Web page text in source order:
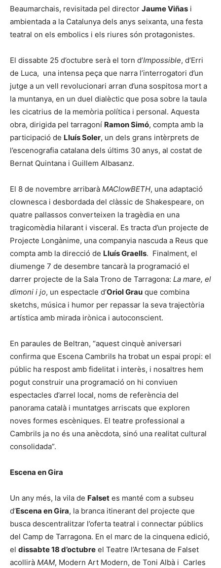
Beaumarchais, revisitada pel director Jaume Viñas i
ambientada a la Catalunya dels anys seixanta, una festa
teatral on els embolics i els riures són protagonistes.
El dissabte 25 d’octubre serà el torn d’Impossible, d’Erri
de Luca, una intensa peça que narra l’interrogatori d’un
jutge a un vell revolucionari arran d’una sospitosa mort a
la muntanya, en un duel dialèctic que posa sobre la taula
les cicatrius de la memòria política i personal. Aquesta
obra, dirigida pel tarragoní Ramon Simó, compta amb la
participació de Lluís Soler, un dels grans intèrprets de
l’escenografia catalana dels últims 30 anys, al costat de
Bernat Quintana i Guillem Albasanz.
El 8 de novembre arribarà MAClowBETH, una adaptació
clownesca i desbordada del clàssic de Shakespeare, on
quatre pallassos converteixen la tragèdia en una
tragicomèdia hilarant i visceral. Es tracta d’un projecte de
Projecte Longànime, una companyia nascuda a Reus que
compta amb la direcció de Lluís Graells. Finalment, el
diumenge 7 de desembre tancarà la programació el
darrer projecte de la Sala Trono de Tarragona: La mare, el
dimoni i jo, un espectacle d’Oriol Grau que combina
sketchs, música i humor per repassar la seva trajectòria
artística amb mirada irònica i autoconscient.
En paraules de Beltran, “aquest cinquè aniversari
confirma que Escena Cambrils ha trobat un espai propi: el
públic ha respost amb fidelitat i interès, i nosaltres hem
pogut construir una programació on hi conviuen
espectacles d’arrel local, noms de referència del
panorama català i muntatges arriscats que exploren
noves formes escèniques. El teatre professional a
Cambrils ja no és una anècdota, sinó una realitat cultural
consolidada”.
Escena en Gira
Un any més, la vila de Falset es manté com a subseu
d’Escena en Gira, la branca itinerant del projecte que
busca descentralitzar l’oferta teatral i connectar públics
del Camp de Tarragona. En el marc de la cinquena edició,
el dissabte 18 d’octubre el Teatre l’Artesana de Falset
acollirà MAM, Modern Art Modern, de Toni Albà i Carles